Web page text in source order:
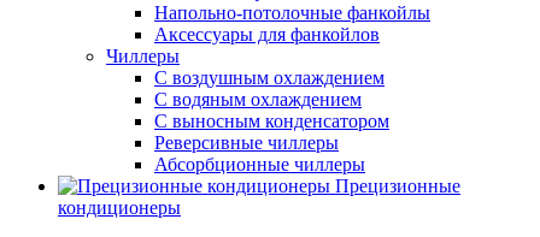
Напольно-потолочные фанкойлы
Аксессуары для фанкойлов
Чиллеры
С воздушным охлаждением
С водяным охлаждением
С выносным конденсатором
Реверсивные чиллеры
Абсорбционные чиллеры
Прецизионные
кондиционеры